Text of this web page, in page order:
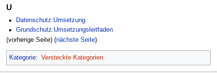
U
Datenschutz:Umsetzung
Grundschutz:Umsetzungsleitfaden
(vorherige Seite) (nächste Seite)
Kategorie: Versteckte Kategorien